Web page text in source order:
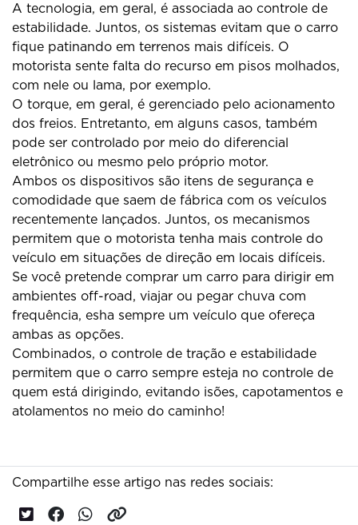
A tecnologia, em geral, é associada ao controle de
estabilidade. Juntos, os sistemas evitam que o carro
fique patinando em terrenos mais difíceis. O
motorista sente falta do recurso em pisos molhados,
com nele ou lama, por exemplo.
O torque, em geral, é gerenciado pelo acionamento
dos freios. Entretanto, em alguns casos, também
pode ser controlado por meio do diferencial
eletrônico ou mesmo pelo próprio motor.
Ambos os dispositivos são itens de segurança e
comodidade que saem de fábrica com os veículos
recentemente lançados. Juntos, os mecanismos
permitem que o motorista tenha mais controle do
veículo em situações de direção em locais difíceis.
Se você pretende comprar um carro para dirigir em
ambientes off-road, viajar ou pegar chuva com
frequência, esha sempre um veículo que ofereça
ambas as opções.
Combinados, o controle de tração e estabilidade
permitem que o carro sempre esteja no controle de
quem está dirigindo, evitando isões, capotamentos e
atolamentos no meio do caminho!
Compartilhe esse artigo nas redes sociais: